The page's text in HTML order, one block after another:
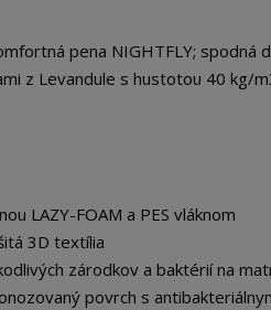
pena NIGHTFLY; spodná
z Levandule s hustotou 40 kg/
LAZY-FOAM a PES vláknom
3D textília
zárodkov a baktérií na
povrch s